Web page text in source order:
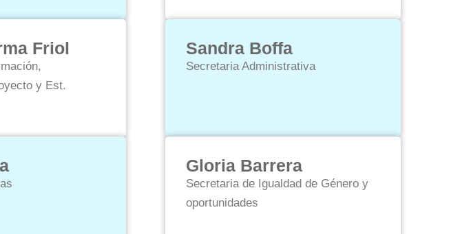
Friol
y Est.
Sandra Boffa
Secretaria Administrativa
Gloria Barrera
Secretaria de Igualdad de Género y
oportunidades